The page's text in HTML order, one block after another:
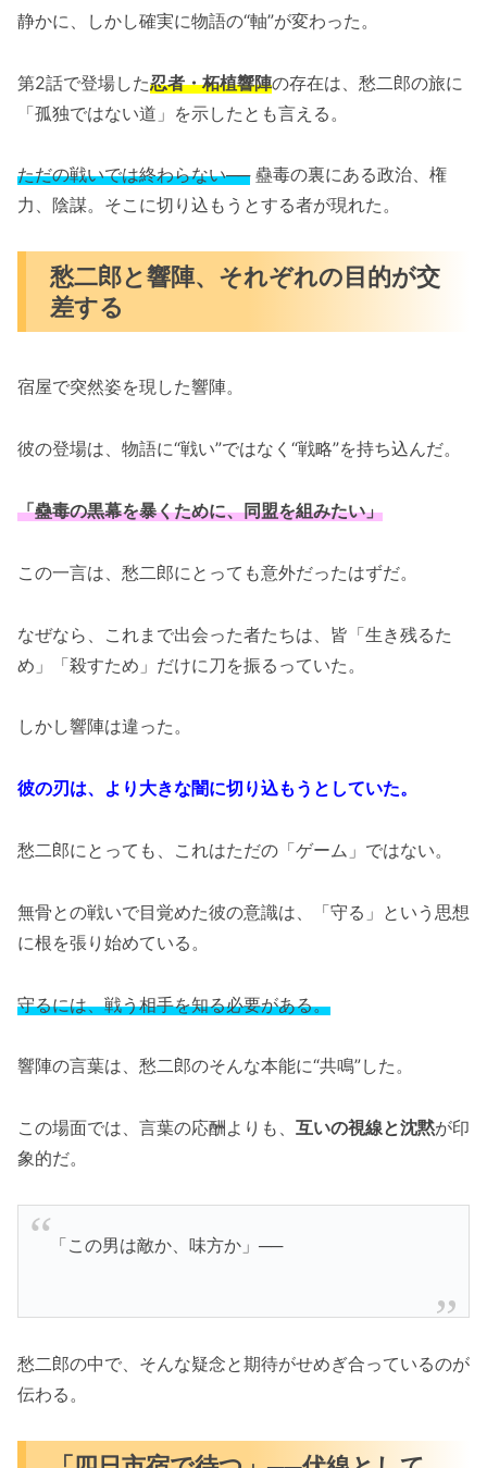
静かに、しかし確実に物語の“軸”が変わった。
第2話で登場した忍者・柘植響陣の存在は、愁二郎の旅に
「孤独ではない道」を示したとも言える。
ただの戦いでは終わらない──蠱毒の裏にある政治、権
力、陰謀。そこに切り込もうとする者が現れた。
愁二郎と響陣、それぞれの目的が交
差する
宿屋で突然姿を現した響陣。
彼の登場は、物語に“戦い”ではなく“戦略”を持ち込んだ。
「蠱毒の黒幕を暴くために、同盟を組みたい」
この一言は、愁二郎にとっても意外だったはずだ。
なぜなら、これまで出会った者たちは、皆「生き残るた
め」「殺すため」だけに刀を振るっていた。
しかし響陣は違った。
彼の刃は、より大きな闇に切り込もうとしていた。
愁二郎にとっても、これはただの「ゲーム」ではない。
無骨との戦いで目覚めた彼の意識は、「守る」という思想
に根を張り始めている。
守るには、戦う相手を知る必要がある。
響陣の言葉は、愁二郎のそんな本能に“共鳴”した。
この場面では、言葉の応酬よりも、 互いの視線と沈黙が印
象的だ。
「この男は敵か、味方か」──
愁二郎の中で、そんな疑念と期待がせめぎ合っているのが
伝わる。